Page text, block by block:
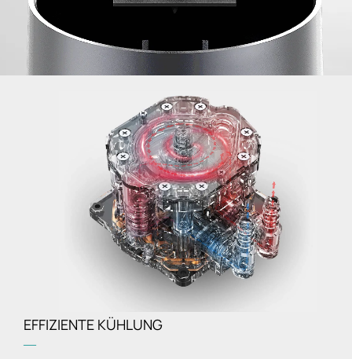
EFFIZIENTE KÜHLUNG
―